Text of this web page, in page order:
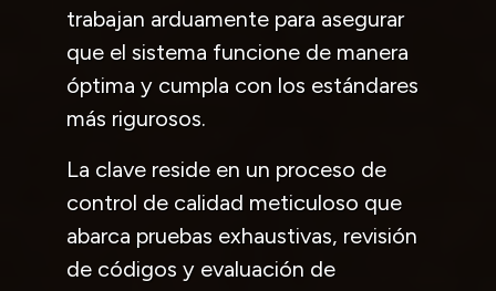
trabajan arduamente para asegurar
que el sistema funcione de manera
óptima y cumpla con los estándares
más rigurosos.
La clave reside en un proceso de
control de calidad meticuloso que
abarca pruebas exhaustivas, revisión
de códigos y evaluación de